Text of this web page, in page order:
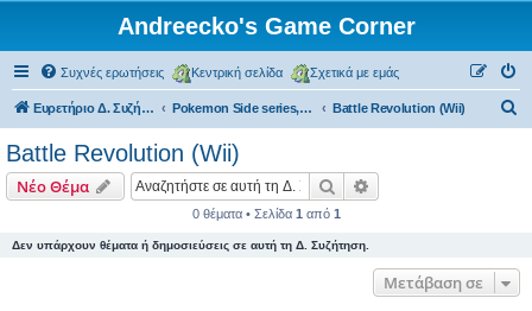
Andreecko's Game Corner
Συχνές ερωτήσεις Κεντρική σελίδα Σχετικά με εμάς
Ευρετήριο Δ. Συζήτησης Pokemon Side series, Spin-offs Battle Revolution (Wii)
Battle Revolution (Wii)
Νέο Θέμα Αναζήτηση
0 θέματα • Σελίδα 1 από 1
Δεν υπάρχουν θέματα ή δημοσιεύσεις σε αυτή τη Δ. Συζήτηση.
Μετάβαση σε